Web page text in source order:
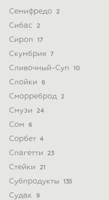
Семифредо 2
Сибас 2
Сироп 17
Скумбрия 7
Сливочный-Суп 10
Слойки 6
Сморреброд 2
Смузи 24
Сом 6
Сорбет 4
Спагетти 23
Стейки 21
Субпродукты 135
Судак 9